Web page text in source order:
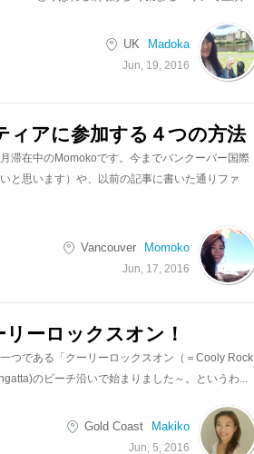
UK Madoka
Jun, 19, 2016
ィアに参加する４つの方法
滞在中のMomokoです。今までバンクーバー国際
と思います）や、以前の記事に書いた通りファ
Vancouver Momoko
Jun, 17, 2016
ーロックスオン！
つである「クーリーロックスオン（＝Cooly Rock
のビーチ沿いで始まりました～。というわ...
Gold Coast Makiko
Jun, 5, 2016